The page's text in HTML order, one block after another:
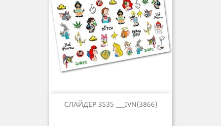
СЛАЙДЕР 3535 ___IVN(3866)